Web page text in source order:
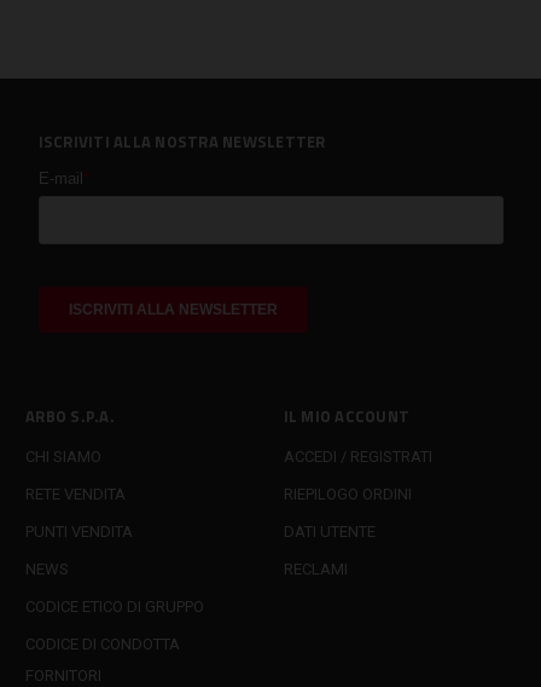
ARBO S.P.A.
CHI SIAMO
RETE VENDITA
PUNTI VENDITA
NEWS
CODICE ETICO DI GRUPPO
CODICE DI CONDOTTA
FORNITORI
IL MIO ACCOUNT
ACCEDI / REGISTRATI
RIEPILOGO ORDINI
DATI UTENTE
RECLAMI
ISCRIVITI ALLA NOSTRA NEWSLETTER